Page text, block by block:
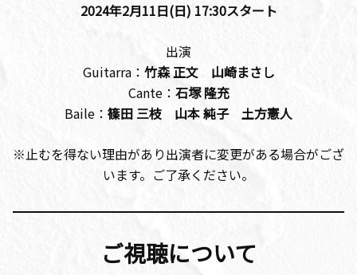
2024年2月11日(日) 17:30スタート
出演
Guitarra： 竹森 正文 山崎まさし
Cante： 石塚 隆充
Baile： 篠田 三枝 山本 純子 土方憲人
※止むを得ない理由があり出演者に変更がある場合がござ
います。ご了承ください。
ご視聴について